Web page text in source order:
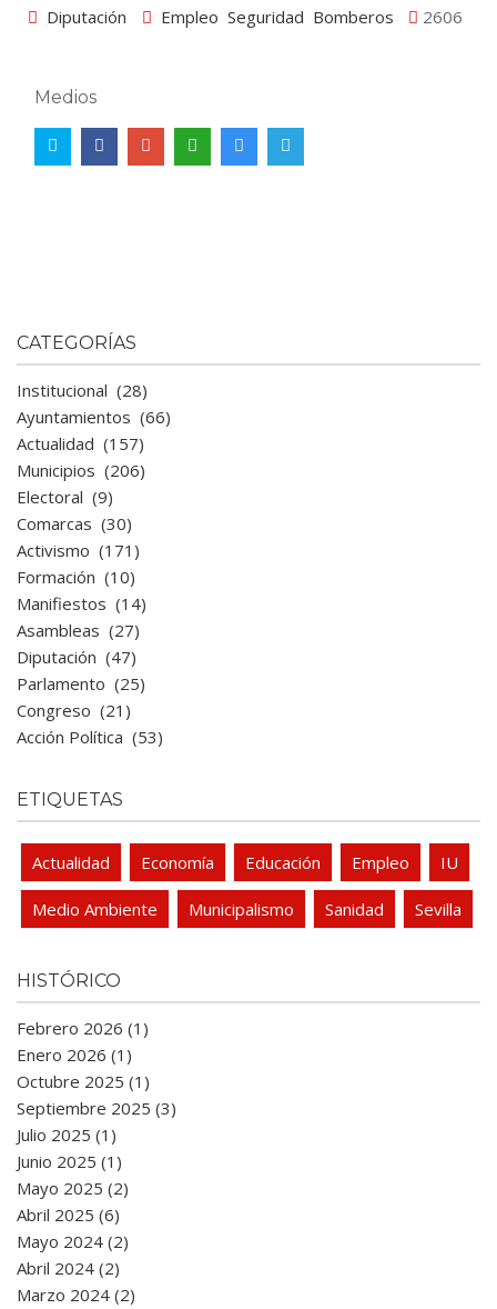
Diputación
Empleo Seguridad Bomberos 2606
Medios
CATEGORÍAS
Institucional (28)
Ayuntamientos (66)
Actualidad (157)
Municipios (206)
Electoral (9)
Comarcas (30)
Activismo (171)
Formación (10)
Manifiestos (14)
Asambleas (27)
Diputación (47)
Parlamento (25)
Congreso (21)
Acción Política (53)
ETIQUETAS
Actualidad Economía Educación Empleo IU
Medio Ambiente Municipalismo Sanidad Sevilla
HISTÓRICO
Febrero 2026 (1)
Enero 2026 (1)
Octubre 2025 (1)
Septiembre 2025 (3)
Julio 2025 (1)
Junio 2025 (1)
Mayo 2025 (2)
Abril 2025 (6)
Mayo 2024 (2)
Abril 2024 (2)
Marzo 2024 (2)